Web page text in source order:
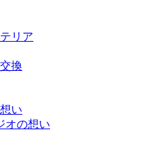
リア
換
い
オの想い